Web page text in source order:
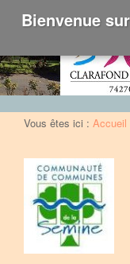
Vous êtes ici : Accueil
Bienvenue